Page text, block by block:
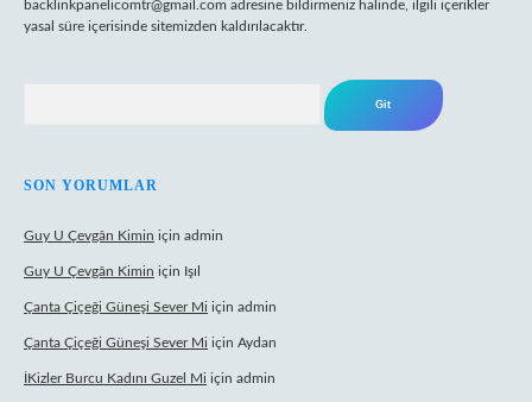
backlinkpanelicomtr@gmail.com adresine bildirmeniz halinde, ilgili içerikler
yasal süre içerisinde sitemizden kaldırılacaktır.
SON YORUMLAR
Guy U Çevgân Kimin için admin
Guy U Çevgân Kimin için Işıl
Çanta Çiçeği Güneşi Sever Mi için admin
Çanta Çiçeği Güneşi Sever Mi için Aydan
İKizler Burcu Kadını Guzel Mi için admin